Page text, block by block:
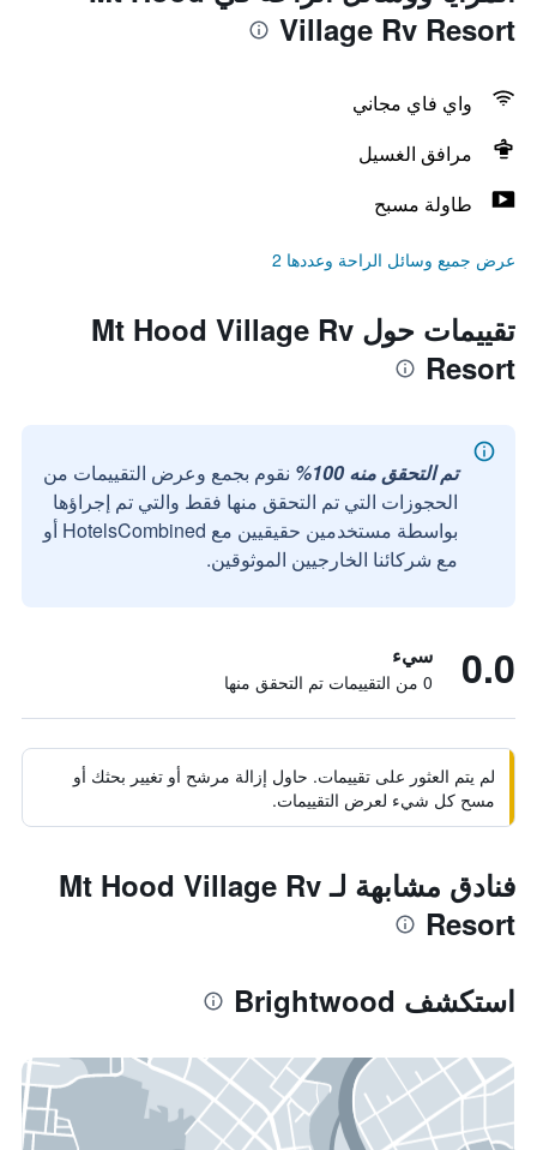
Village Rv Resort
واي فاي مجاني
مرافق الغسيل
طاولة مسبح
عرض جميع وسائل الراحة وعددها 2
تقييمات حول Mt Hood Village Rv
Resort
تم التحقق منه 100%
نقوم بجمع وعرض التقييمات من
الحجوزات التي تم التحقق منها فقط والتي تم إجراؤها
بواسطة مستخدمين حقيقيين مع HotelsCombined أو
مع شركائنا الخارجيين الموثوقين.
0.0 سيء
0 من التقييمات تم التحقق منها
لم يتم العثور على تقييمات. حاول إزالة مرشح أو تغيير بحثك أو
مسح كل شيء لعرض التقييمات.
فنادق مشابهة لـ Mt Hood Village Rv
Resort
استكشف Brightwood